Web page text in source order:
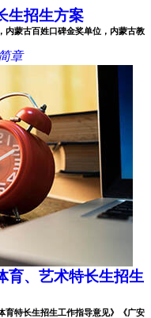
生招生方案
内蒙古百姓口碑金奖单位，内蒙古教
章
育、艺术特长生招生
育特长生招生工作指导意见》《广安